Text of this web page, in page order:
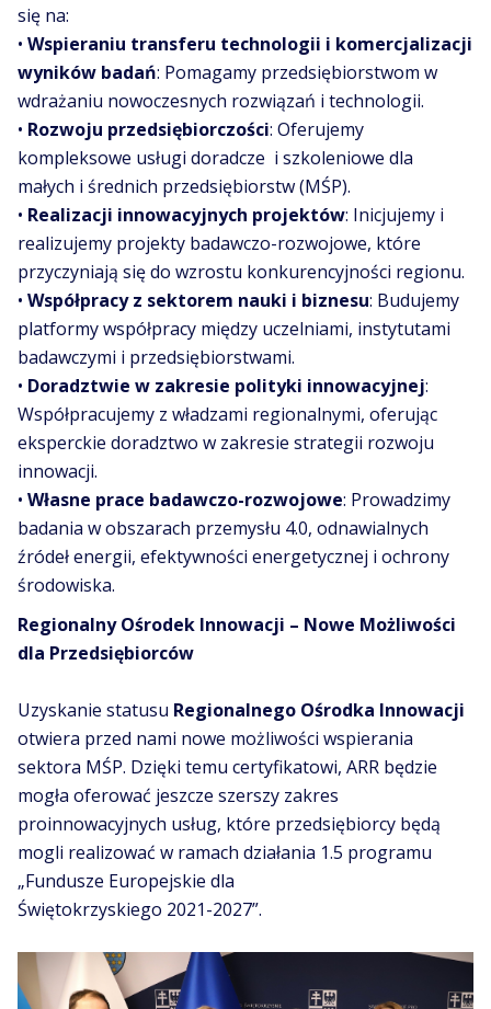
się na:
• Wspieraniu transferu technologii i komercjalizacji
wyników badań: Pomagamy przedsiębiorstwom w
wdrażaniu nowoczesnych rozwiązań i technologii.
• Rozwoju przedsiębiorczości: Oferujemy
kompleksowe usługi doradcze i szkoleniowe dla
małych i średnich przedsiębiorstw (MŚP).
• Realizacji innowacyjnych projektów: Inicjujemy i
realizujemy projekty badawczo-rozwojowe, które
przyczyniają się do wzrostu konkurencyjności regionu.
• Współpracy z sektorem nauki i biznesu: Budujemy
platformy współpracy między uczelniami, instytutami
badawczymi i przedsiębiorstwami.
• Doradztwie w zakresie polityki innowacyjnej:
Współpracujemy z władzami regionalnymi, oferując
eksperckie doradztwo w zakresie strategii rozwoju
innowacji.
• Własne prace badawczo-rozwojowe: Prowadzimy
badania w obszarach przemysłu 4.0, odnawialnych
źródeł energii, efektywności energetycznej i ochrony
środowiska.
Regionalny Ośrodek Innowacji – Nowe Możliwości
dla Przedsiębiorców
Uzyskanie statusu Regionalnego Ośrodka Innowacji
otwiera przed nami nowe możliwości wspierania
sektora MŚP. Dzięki temu certyfikatowi, ARR będzie
mogła oferować jeszcze szerszy zakres
proinnowacyjnych usług, które przedsiębiorcy będą
mogli realizować w ramach działania 1.5 programu
„Fundusze Europejskie dla
Świętokrzyskiego 2021-2027”.